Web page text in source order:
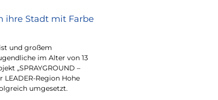
ihre Stadt mit Farbe
und großem
im Alter von 13
„SPRAYGROUND –
Region Hohe
umgesetzt.